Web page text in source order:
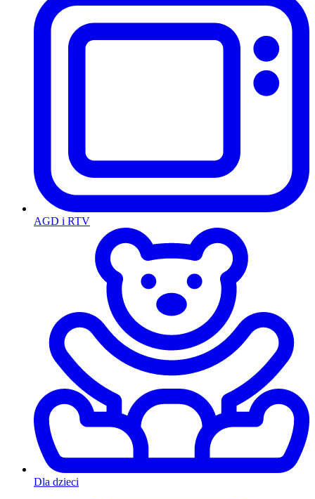
AGD i RTV
Dla dzieci